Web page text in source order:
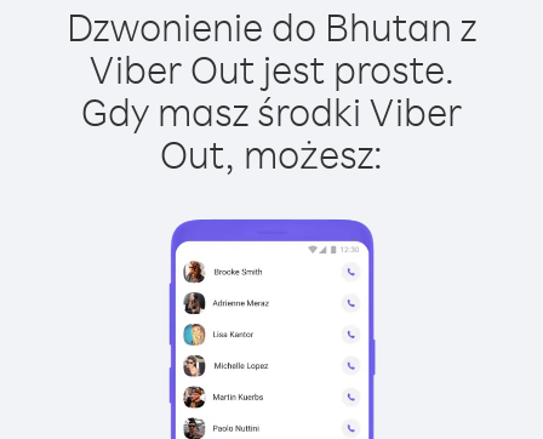
Dzwonienie do Bhutan z
Viber Out jest proste.
Gdy masz środki Viber
Out, możesz: